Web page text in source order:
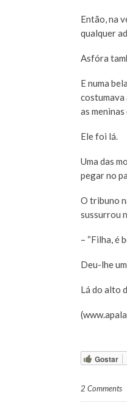
Então, na
qualquer
Asfóra
E numa
costumava
as
Ele foi lá.
Uma das
pegar no
O tribuno
sussurrou
– “Filha, é
Deu-lhe
Lá do alto
Gostar
2 Comments